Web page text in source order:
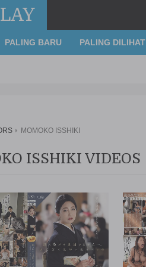
PALING BARU PALING DILIHAT
MOMOKO ISSHIKI
ISSHIKI VIDEOS